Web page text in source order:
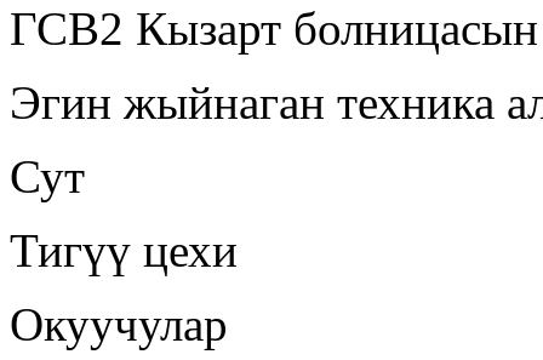
ГСВ2 Кызарт
Эгин жыйнаган техника
Сут
Тигүү цехи
Окуучулар